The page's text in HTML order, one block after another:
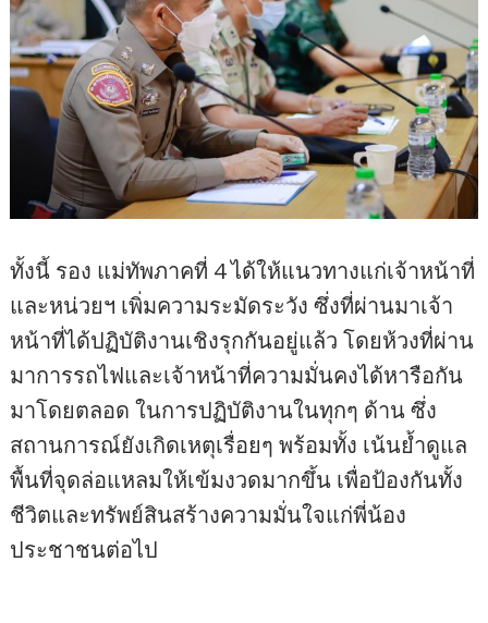
ทั้งนี้ รอง แม่ทัพภาคที่ 4 ได้ให้แนวทางแก่เจ้าหน้าที่
และหน่วยฯ เพิ่มความระมัดระวัง ซึ่งที่ผ่านมาเจ้า
หน้าที่ได้ปฏิบัติงานเชิงรุกกันอยู่แล้ว โดยห้วงที่ผ่าน
มาการรถไฟและเจ้าหน้าที่ความมั่นคงได้หารือกัน
มาโดยตลอด ในการปฏิบัติงานในทุกๆ ด้าน ซึ่ง
สถานการณ์ยังเกิดเหตุเรื่อยๆ พร้อมทั้ง เน้นย้ำดูแล
พื้นที่จุดล่อแหลมให้เข้มงวดมากขึ้น เพื่อป้องกันทั้ง
ชีวิตและทรัพย์สินสร้างความมั่นใจแก่พี่น้อง
ประชาชนต่อไป